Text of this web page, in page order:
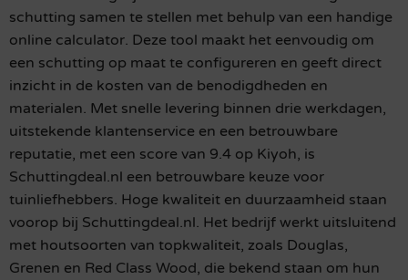
schutting samen te stellen met behulp van een handige
online calculator. Deze tool maakt het eenvoudig om
een schutting op maat te configureren en geeft direct
inzicht in de kosten van de benodigdheden en
materialen. Met snelle levering binnen drie werkdagen,
uitstekende klantenservice en een betrouwbare
reputatie, met een score van 9.4 op Kiyoh, is
Schuttingdeal.nl een betrouwbare keuze voor
tuinliefhebbers. Hoge kwaliteit en duurzaamheid staan
voorop bij Schuttingdeal.nl. Het bedrijf werkt uitsluitend
met houtsoorten van topkwaliteit, zoals Douglas,
Grenen en Red Class Wood, die bekend staan om hun